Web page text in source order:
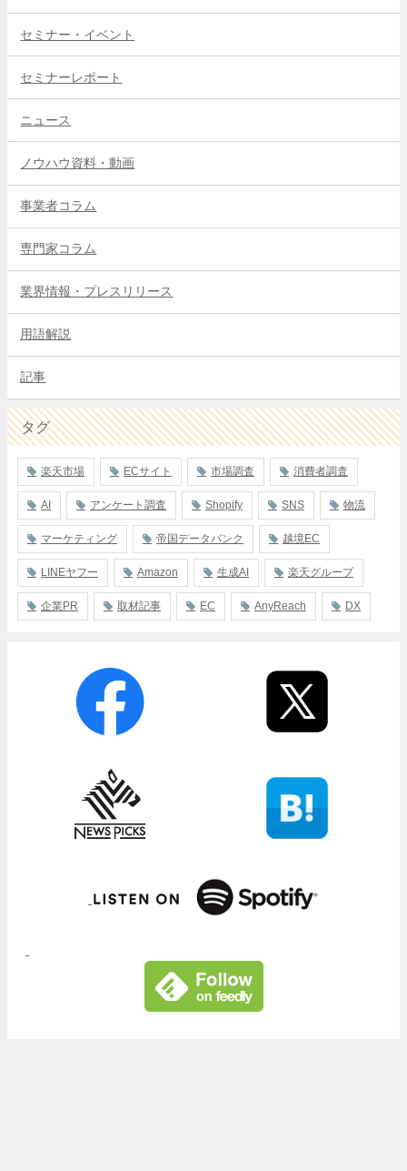
セミナー・イベント
セミナーレポート
ニュース
ノウハウ資料・動画
事業者コラム
専門家コラム
業界情報・プレスリリース
用語解説
記事
タグ
楽天市場 ECサイト 市場調査 消費者調査
AI アンケート調査 Shopify SNS 物流
マーケティング 帝国データバンク 越境EC
LINEヤフー Amazon 生成AI 楽天グループ
企業PR 取材記事 EC AnyReach DX